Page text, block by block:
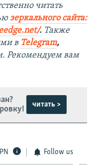
читать
зеркального сайта:
. ​ Также
в Telegram,
Рекомендуем вам
читать >
Follow us